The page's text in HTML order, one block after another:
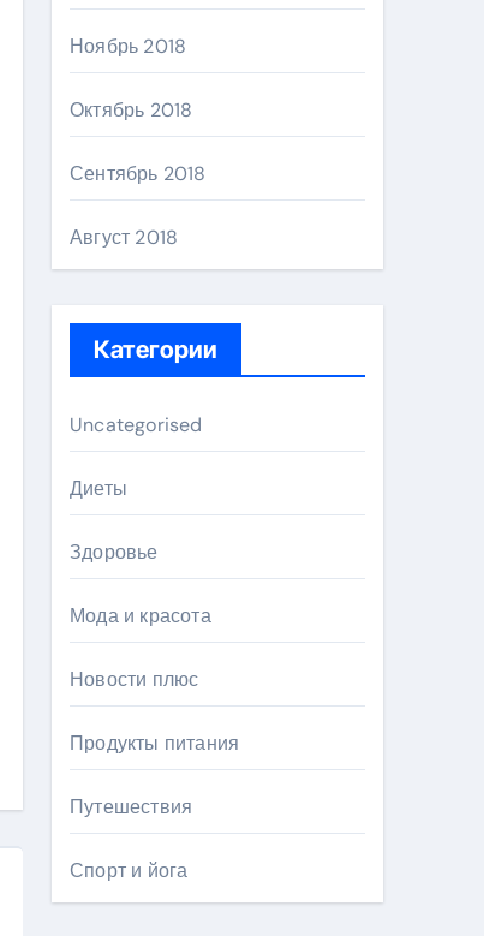
Ноябрь 2018
Октябрь 2018
Сентябрь 2018
Август 2018
Категории
Uncategorised
Диеты
Здоровье
Мода и красота
Новости плюс
Продукты питания
Путешествия
Спорт и йога